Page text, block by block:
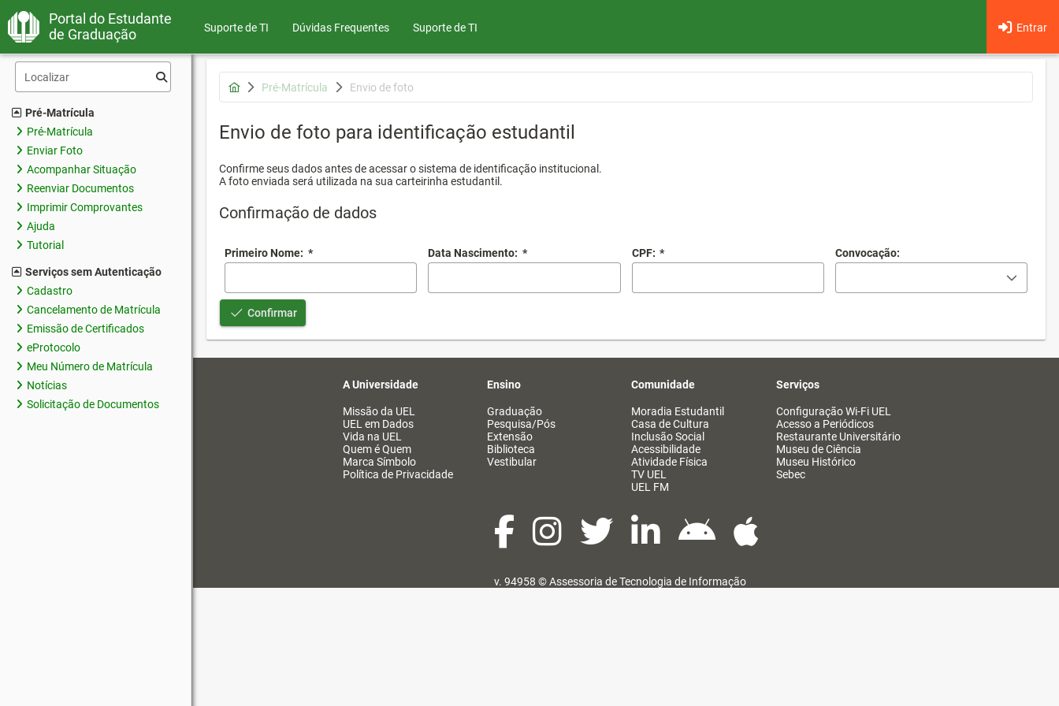
Portal do Estudante
de Graduação
Suporte de TI Dúvidas Frequentes Entrar
Suporte de TI
Pré-Matrícula
Pré-Matrícula
Enviar Foto
Acompanhar Situação
Reenviar Documentos
Imprimir Comprovantes
Ajuda
Tutorial
Serviços sem Autenticação
Cadastro
Cancelamento de Matrícula
Emissão de Certificados
eProtocolo
Meu Número de Matrícula
Notícias
Solicitação de Documentos
Pré-Matrícula Envio de foto
Envio de foto para identificação estudantil
Confirme seus dados antes de acessar o sistema de identificação institucional.
A foto enviada será utilizada na sua carteirinha estudantil.
Confirmação de dados
Primeiro Nome: * Data Nascimento: * CPF: * Convocação:
Confirmar
A Universidade
Missão da UEL
UEL em Dados
Vida na UEL
Quem é Quem
Marca Símbolo
Política de Privacidade
Ensino
Graduação
Pesquisa/Pós
Extensão
Biblioteca
Vestibular
Comunidade
Moradia Estudantil
Casa de Cultura
Inclusão Social
Acessibilidade
Atividade Física
TV UEL
UEL FM
Serviços
Configuração Wi-Fi UEL
Acesso a Periódicos
Restaurante Universitário
Museu de Ciência
Museu Histórico
Sebec
v. 94958 ©Assessoria de Tecnologia de Informação